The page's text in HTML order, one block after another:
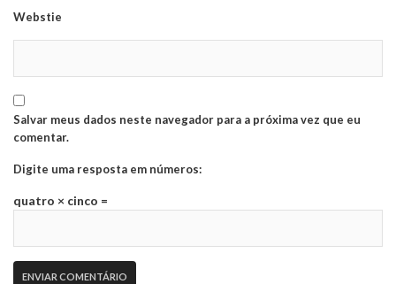
Webstie
Salvar meus dados neste navegador para a próxima vez que eu
comentar.
Digite uma resposta em números:
quatro × cinco =